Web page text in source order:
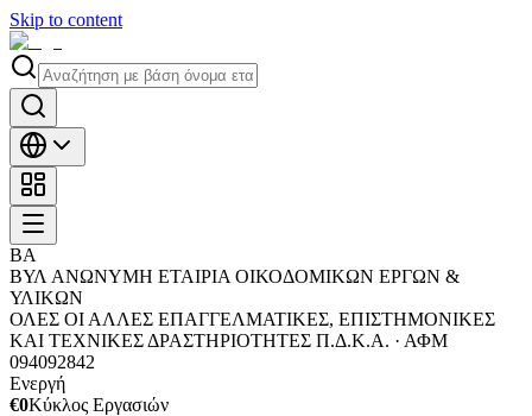
Skip to content
ΒΑ
ΒΥΛ ΑΝΩΝΥΜΗ ΕΤΑΙΡΙΑ ΟΙΚΟΔΟΜΙΚΩΝ ΕΡΓΩΝ &
ΥΛΙΚΩΝ
ΟΛΕΣ ΟΙ ΑΛΛΕΣ ΕΠΑΓΓΕΛΜΑΤΙΚΕΣ, ΕΠΙΣΤΗΜΟΝΙΚΕΣ
ΚΑΙ ΤΕΧΝΙΚΕΣ ΔΡΑΣΤΗΡΙΟΤΗΤΕΣ Π.Δ.Κ.Α. · ΑΦΜ
094092842
Ενεργή
€0Κύκλος Εργασιών